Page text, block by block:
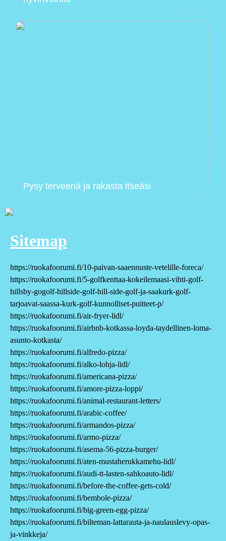
Pysy terveenä ja rakasta itseäsi
Sitemap
https://ruokafoorumi.fi/10-paivan-saaennuste-vetelille-foreca/
https://ruokafoorumi.fi/5-golfkenttaa-kokeilemaasi-vihti-golf-
hillsby-gogolf-hillside-golf-hill-side-golf-ja-saakurk-golf-
tarjoavat-saassa-kurk-golf-kunnolliset-puitteet-p/
https://ruokafoorumi.fi/air-fryer-lidl/
https://ruokafoorumi.fi/airbnb-kotkassa-loyda-taydellinen-loma-
asunto-kotkasta/
https://ruokafoorumi.fi/alfredo-pizza/
https://ruokafoorumi.fi/alko-lohja-lidl/
https://ruokafoorumi.fi/americana-pizza/
https://ruokafoorumi.fi/amore-pizza-loppi/
https://ruokafoorumi.fi/animal-restaurant-letters/
https://ruokafoorumi.fi/arabic-coffee/
https://ruokafoorumi.fi/armandos-pizza/
https://ruokafoorumi.fi/armo-pizza/
https://ruokafoorumi.fi/asema-56-pizza-burger/
https://ruokafoorumi.fi/aten-mustaherukkamehu-lidl/
https://ruokafoorumi.fi/audi-tt-lasten-sahkoauto-lidl/
https://ruokafoorumi.fi/before-the-coffee-gets-cold/
https://ruokafoorumi.fi/bembole-pizza/
https://ruokafoorumi.fi/big-green-egg-pizza/
https://ruokafoorumi.fi/bilteman-lattarauta-ja-naulauslevy-opas-
ja-vinkkeja/